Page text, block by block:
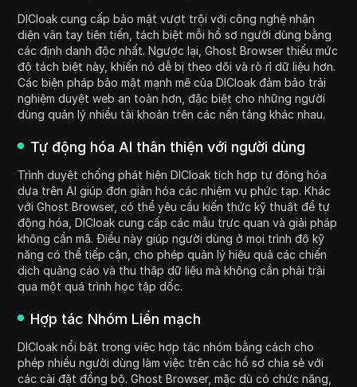
DICloak cung cấp bảo mật vượt trội với công nghệ nhận
diện vân tay tiên tiến, tách biệt mỗi hồ sơ người dùng bằng
các định danh độc nhất. Ngược lại, Ghost Browser thiếu mức
độ tách biệt này, khiến nó dễ bị theo dõi và rò rỉ dữ liệu hơn.
Các biện pháp bảo mật mạnh mẽ của DICloak đảm bảo trải
nghiệm duyệt web an toàn hơn, đặc biệt cho những người
dùng quản lý nhiều tài khoản trên các nền tảng khác nhau.
Tự động hóa AI thân thiện với người dùng
Trình duyệt chống phát hiện DICloak tích hợp tự động hóa
dựa trên AI giúp đơn giản hóa các nhiệm vụ phức tạp. Khác
với Ghost Browser, có thể yêu cầu kiến thức kỹ thuật để tự
động hóa, DICloak cung cấp các mẫu trực quan và giải pháp
không cần mã. Điều này giúp người dùng ở mọi trình độ kỹ
năng có thể tiếp cận, cho phép quản lý hiệu quả các chiến
dịch quảng cáo và thu thập dữ liệu mà không cần phải trải
qua một quá trình học tập dốc.
Hợp tác Nhóm Liền mạch
DICloak nổi bật trong việc hợp tác nhóm bằng cách cho
phép nhiều người dùng làm việc trên các hồ sơ chia sẻ với
các cài đặt đồng bộ. Ghost Browser, mặc dù có chức năng,